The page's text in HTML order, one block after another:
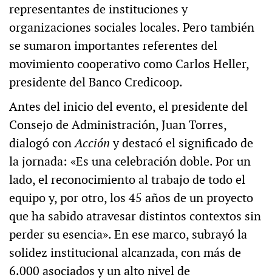
representantes de instituciones y
organizaciones sociales locales. Pero también
se sumaron importantes referentes del
movimiento cooperativo como Carlos Heller,
presidente del Banco Credicoop.
Antes del inicio del evento, el presidente del
Consejo de Administración, Juan Torres,
dialogó conAccióny destacó el significado de
la jornada: «Es una celebración doble. Por un
lado, el reconocimiento al trabajo de todo el
equipo y, por otro, los 45 años de un proyecto
que ha sabido atravesar distintos contextos sin
perder su esencia». En ese marco, subrayó la
solidez institucional alcanzada, con más de
6.000 asociados y un alto nivel de